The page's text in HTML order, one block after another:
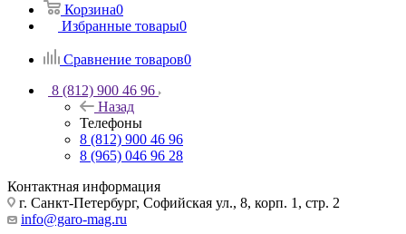
Корзина0
Избранные товары0
Сравнение товаров0
8 (812) 900 46 96
Назад
Телефоны
8 (812) 900 46 96
8 (965) 046 96 28
Контактная информация
г. Санкт-Петербург, Софийская ул., 8, корп. 1, стр. 2
info@garo-mag.ru